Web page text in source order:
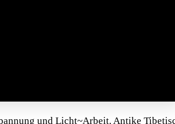
und Licht~Arbeit. Antike